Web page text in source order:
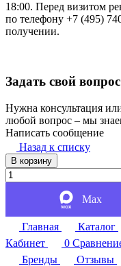
18:00. Перед визитом
по телефону +7 (495)
получении.
Задать свой вопрос
Нужна консультация
любой вопрос – мы
Написать сообщение
Назад к списку
В корзину
Max
Главная Каталог
Кабинет
0
Бренды
Отзывы